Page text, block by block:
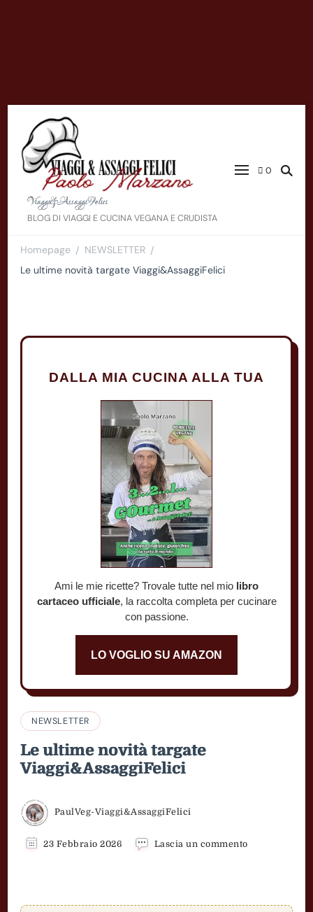
Viaggi&AssaggiFelici
BLOG DI VIAGGI E CUCINA VEGANA E CRUDISTA
0
Homepage / NEWSLETTER /
Le ultime novità targate Viaggi&AssaggiFelici
DALLA MIA CUCINA ALLA TUA
Ami le mie ricette? Trovale tutte nel mio libro
cartaceo ufficiale, la raccolta completa per cucinare
con passione.
LO VOGLIO SU AMAZON
NEWSLETTER
Le ultime novità targate
Viaggi&AssaggiFelici
PaulVeg-Viaggi&AssaggiFelici
23 Febbraio 2026 Lascia un commentosu